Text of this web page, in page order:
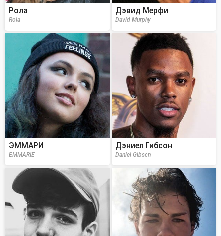
Рола
Rola
Дэвид Мерфи
David Murphy
ЭММАРИ
EMMARIE
Дэниел Гибсон
Daniel Gibson